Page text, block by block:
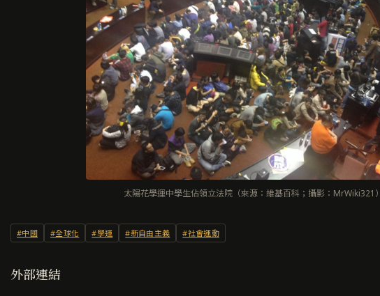
太陽花學運中學生佔領立法院（來源：維基百科；攝影：MrWiki321）
#中國 #全球化 #學運 #新自由主義 #社會運動
外部連結